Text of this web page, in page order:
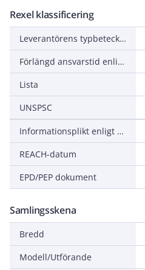
Rexel klassificering
Leverantörens typbeteckning
Förlängd ansvarstid enligt ALEM-09
Lista
UNSPSC
Informationsplikt enligt REACH
REACH-datum
EPD/PEP dokument
Samlingsskena
Bredd
Modell/Utförande